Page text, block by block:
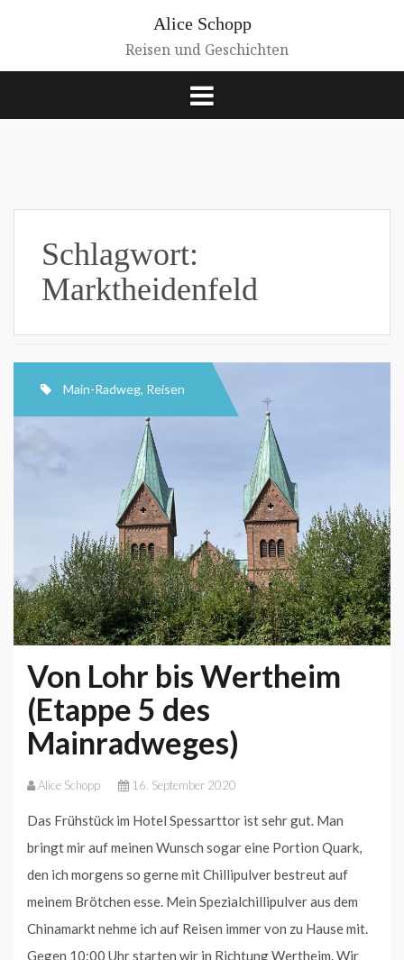
Alice Schopp
Reisen und Geschichten
Schlagwort:
Marktheidenfeld
Main-Radweg, Reisen
Von Lohr bis Wertheim
(Etappe 5 des
Mainradweges)
Alice Schopp 16. September 2020
Das Frühstück im Hotel Spessarttor ist sehr gut. Man
bringt mir auf meinen Wunsch sogar eine Portion Quark,
den ich morgens so gerne mit Chillipulver bestreut auf
meinem Brötchen esse. Mein Spezialchillipulver aus dem
Chinamarkt nehme ich auf Reisen immer von zu Hause mit.
Gegen 10:00 Uhr starten wir in Richtung Wertheim. Wir